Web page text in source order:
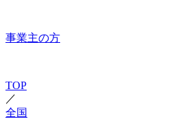
事業主の方
TOP
／
全国